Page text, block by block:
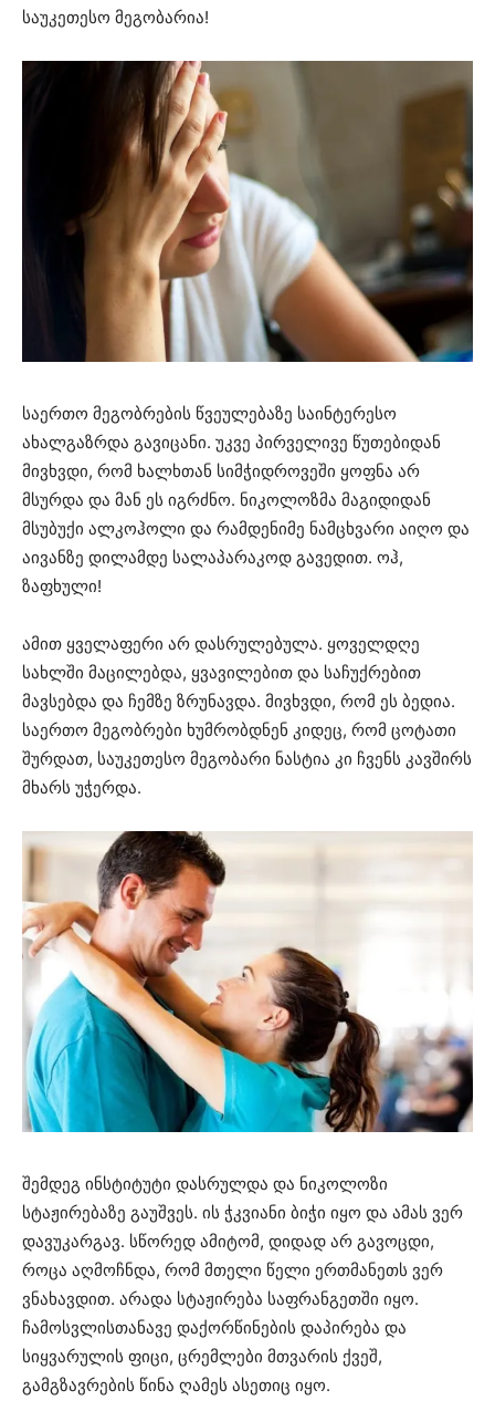
საუკეთესო მეგობარია!
საერთო მეგობრების წვეულებაზე საინტერესო
ახალგაზრდა გავიცანი. უკვე პირველივე წუთებიდან
მივხვდი, რომ ხალხთან სიმჭიდროვეში ყოფნა არ
მსურდა და მან ეს იგრძნო. ნიკოლოზმა მაგიდიდან
მსუბუქი ალკოჰოლი და რამდენიმე ნამცხვარი აიღო და
აივანზე დილამდე სალაპარაკოდ გავედით. ოჰ,
ზაფხული!
ამით ყველაფერი არ დასრულებულა. ყოველდღე
სახლში მაცილებდა, ყვავილებით და საჩუქრებით
მავსებდა და ჩემზე ზრუნავდა. მივხვდი, რომ ეს ბედია.
საერთო მეგობრები ხუმრობდნენ კიდეც, რომ ცოტათი
შურდათ, საუკეთესო მეგობარი ნასტია კი ჩვენს კავშირს
მხარს უჭერდა.
შემდეგ ინსტიტუტი დასრულდა და ნიკოლოზი
სტაჟირებაზე გაუშვეს. ის ჭკვიანი ბიჭი იყო და ამას ვერ
დავუკარგავ. სწორედ ამიტომ, დიდად არ გავოცდი,
როცა აღმოჩნდა, რომ მთელი წელი ერთმანეთს ვერ
ვნახავდით. არადა სტაჟირება საფრანგეთში იყო.
ჩამოსვლისთანავე დაქორწინების დაპირება და
სიყვარულის ფიცი, ცრემლები მთვარის ქვეშ,
გამგზავრების წინა ღამეს ასეთიც იყო.